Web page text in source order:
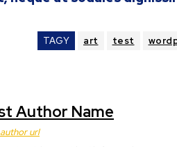
TAGY art test
Author Name
url